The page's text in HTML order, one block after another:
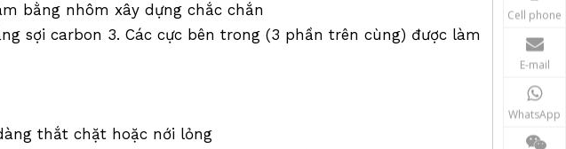
bằng nhôm xây dựng chắc chắn
sợi carbon 3. Các cực bên trong (3 phần trên cùng) được làm
thắt chặt hoặc nới lỏng
Cell phone
E-mail
WhatsApp